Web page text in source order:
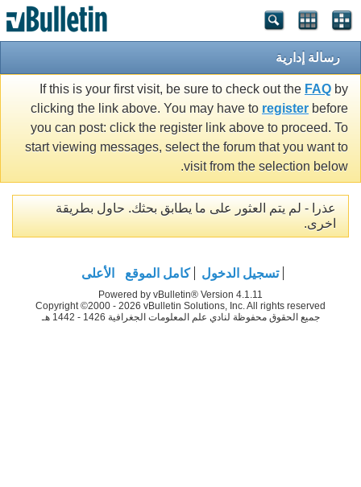
رسالة إدارية
If this is your first visit, be sure to check out the FAQ by
clicking the link above. You may have to register before
you can post: click the register link above to proceed. To
start viewing messages, select the forum that you want to
visit from the selection below.
عذرا - لم يتم العثور على ما يطابق بحثك. حاول بطريقة
اخرى.
تسجيل الدخول كامل الموقع الأعلى
Powered by vBulletin® Version 4.1.11
Copyright ©2000 - 2026 vBulletin Solutions, Inc. All rights reserved
جميع الحقوق محفوظة لنادي علم المعلومات الجغرافية 1426 - 1442 هـ